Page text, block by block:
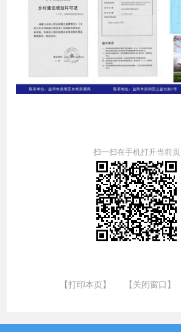
扫一扫在手机打开当前页
【打印本页】 【关闭窗口】